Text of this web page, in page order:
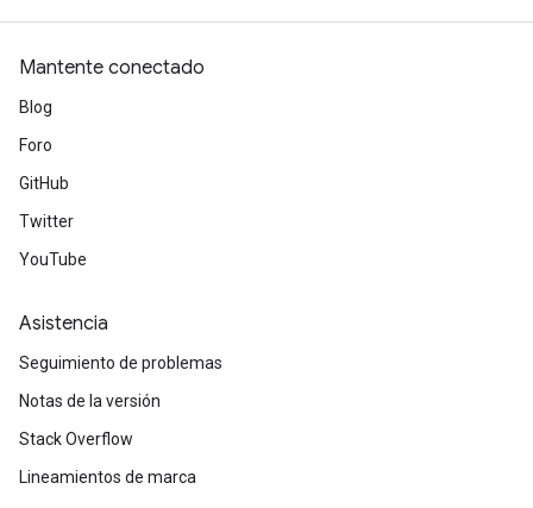
Mantente conectado
Blog
Foro
GitHub
Twitter
YouTube
Asistencia
Seguimiento de problemas
Notas de la versión
Stack Overflow
Lineamientos de marca